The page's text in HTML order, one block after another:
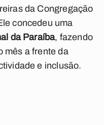
da Congregação
concedeu uma
da Paraíba, fazendo
mês a frente da
e inclusão.